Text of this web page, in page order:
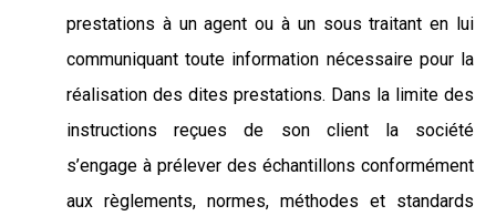
prestations à un agent ou à un sous traitant en lui
communiquant toute information nécessaire pour la
réalisation des dites prestations. Dans la limite des
instructions reçues de son client la société
s’engage à prélever des échantillons conformément
aux règlements, normes, méthodes et standards